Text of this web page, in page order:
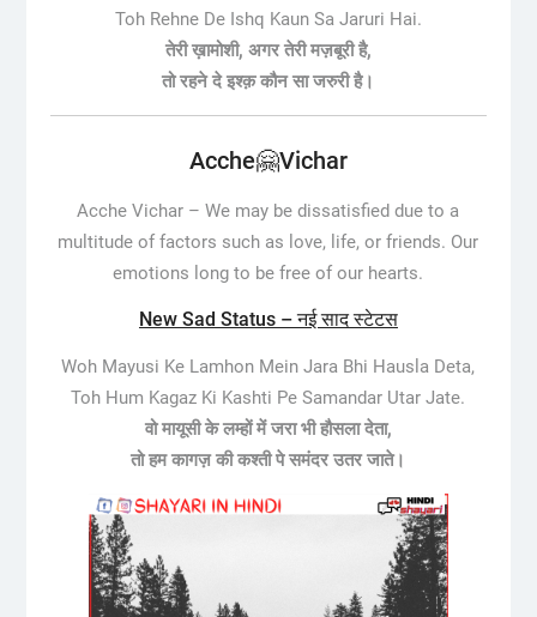
Toh Rehne De Ishq Kaun Sa Jaruri Hai.
तेरी ख़ामोशी, अगर तेरी मज़बूरी है,
तो रहने दे इश्क़ कौन सा जरुरी है।
Acche🤗Vichar
Acche Vichar –We may be dissatisfied due to a
multitude of factors such as love, life, or friends. Our
emotions long to be free of our hearts.
New Sad Status – नई साद स्टेटस
Woh Mayusi Ke Lamhon Mein Jara Bhi Hausla Deta,
Toh Hum Kagaz Ki Kashti Pe Samandar Utar Jate.
वो मायूसी के लम्हों में जरा भी हौसला देता,
तो हम कागज़ की कश्ती पे समंदर उतर जाते।